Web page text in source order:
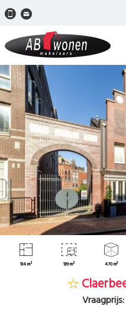
134 m² 139 m² 470 m³
Vraagprijs: